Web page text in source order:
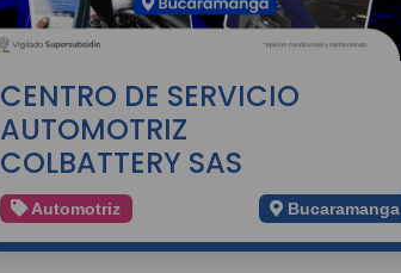
CENTRO DE SERVICIO
AUTOMOTRIZ
COLBATTERY SAS
Automotriz Bucaramanga